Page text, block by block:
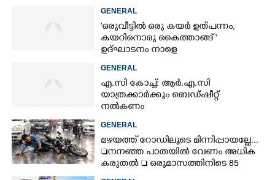
GENERAL
'ഒരുവീട്ടിൽ ഒരു കയർ ഉത്പന്നം,
കയറിനൊരു കൈത്താങ്ങ് '
ഉദ്ഘാടനം നാളെ
GENERAL
എ.സി കോച്ച്: ആർ.എ.സി
യാത്രക്കാർക്കും ബെഡ്ഷീറ്റ്
നൽകണം
GENERAL
മഴയത്ത് റോഡിലൂടെ മിന്നിപ്പായല്ലേ...
നനഞ്ഞ പാതയിൽ വേണം അധിക
കരുതൽ  ഒരുമാസത്തിനിടെ 85
അപകടം